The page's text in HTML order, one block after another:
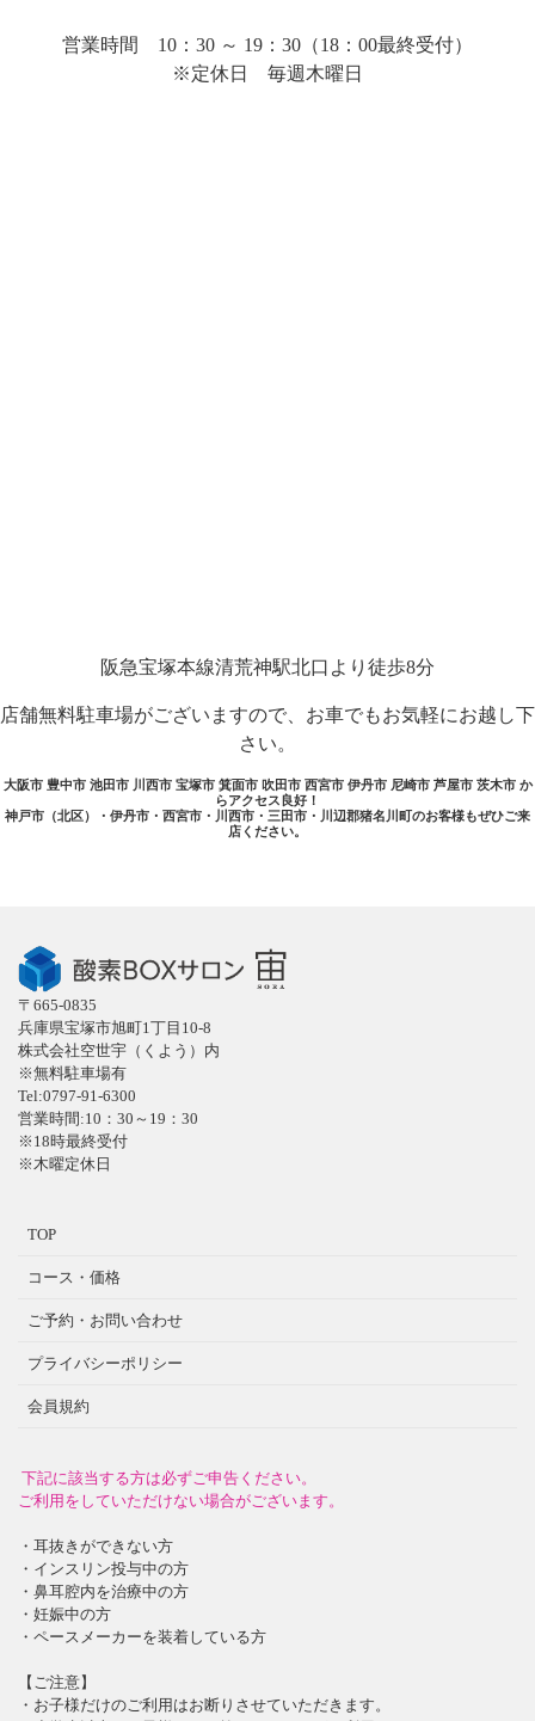
営業時間 10：30 ～ 19：30（18：00最終受付）
※定休日 毎週木曜日
阪急宝塚本線清荒神駅北口より徒歩8分
店舗無料駐車場がございますので、お車でもお気軽にお越し下
さい。
大阪市 豊中市 池田市 川西市 宝塚市 箕面市 吹田市 西宮市 伊丹市 尼崎市 芦屋市 茨木市 か
らアクセス良好！
神戸市（北区）・伊丹市・西宮市・川西市・三田市・川辺郡猪名川町のお客様もぜひご来
店ください。
〒665-0835
兵庫県宝塚市旭町1丁目10-8
株式会社空世宇（くよう）内
※無料駐車場有
Tel:0797-91-6300
営業時間:10：30～19：30
※18時最終受付
※木曜定休日
TOP
コース・価格
ご予約・お問い合わせ
プライバシーポリシー
会員規約
下記に該当する方は必ずご申告ください。
ご利用をしていただけない場合がございます。
・耳抜きができない方
・インスリン投与中の方
・鼻耳腔内を治療中の方
・妊娠中の方
・ペースメーカーを装着している方
【ご注意】
・お子様だけのご利用はお断りさせていただきます。